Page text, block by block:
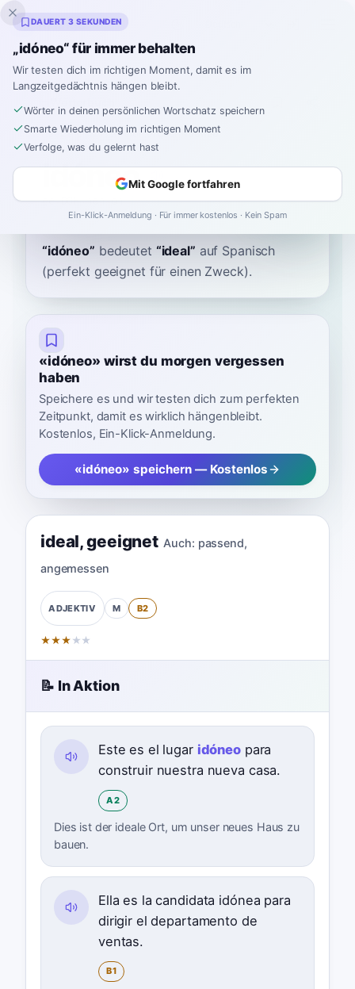
Inklingo
Startseite›Spanisch› Wörterbuch ›idóneo
idóneo
ee-DOH-neh-oh iˈðoneo
“idóneo” bedeutet “ideal” auf Spanisch
(perfekt geeignet für einen Zweck).
«idóneo» wirst du morgen vergessen
haben
Speichere es und wir testen dich zum perfekten
Zeitpunkt, damit es wirklich hängenbleibt.
Kostenlos, Ein-Klick-Anmeldung.
«idóneo» speichern — Kostenlos
ideal,geeignet Auch: passend,
angemessen
ADJEKTIV M B2
★★★ ★ ★
📝 In Aktion
Este es el lugar idóneopara
construir nuestra nueva casa.
A2
Dies ist der ideale Ort, um unser neues Haus zu
bauen.
Ella es la candidata idónea para
dirigir el departamento de
ventas.
B1
DAUERT 3 SEKUNDEN
„idóneo“ für immer behalten
Wir testen dich im richtigen Moment, damit es im
Langzeitgedächtnis hängen bleibt.
Wörter in deinen persönlichen Wortschatz speichern
Smarte Wiederholung im richtigen Moment
Verfolge, was du gelernt hast
Mit Google fortfahren
Ein-Klick-Anmeldung · Für immer kostenlos · Kein Spam